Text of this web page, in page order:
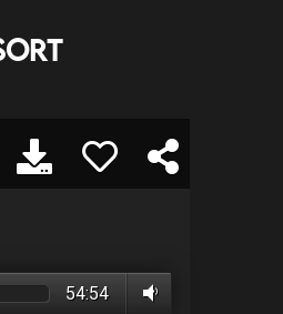
54:54